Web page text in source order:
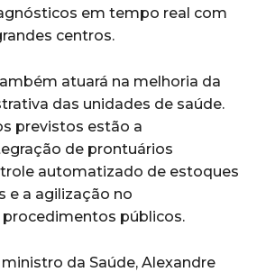
em tempo real com
centros.
atuará na melhoria da
das unidades de saúde.
previstos estão a
de prontuários
automatizado de estoques
e a agilização no
públicos.
da Saúde, Alexandre